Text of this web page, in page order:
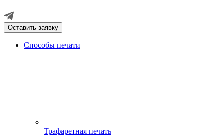
Оставить заявку
Способы печати
Трафаретная печать